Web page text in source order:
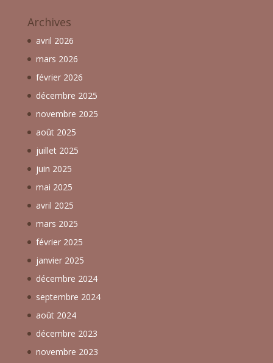
Archives
avril 2026
mars 2026
février 2026
décembre 2025
novembre 2025
août 2025
juillet 2025
juin 2025
mai 2025
avril 2025
mars 2025
février 2025
janvier 2025
décembre 2024
septembre 2024
août 2024
décembre 2023
novembre 2023